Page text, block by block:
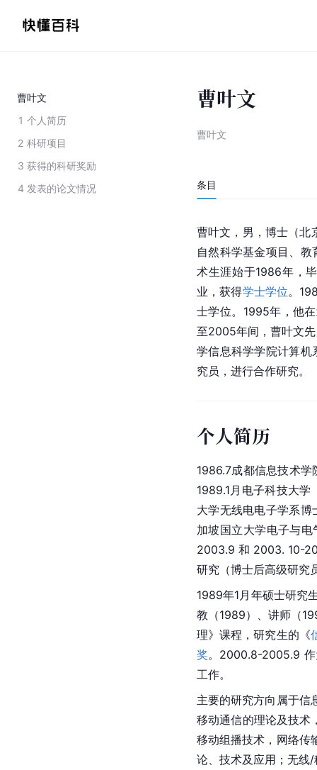
曹叶文
1 个人简历
2 科研项目
3 获得的科研奖励
4 发表的论文情况
曹叶文
曹叶文
条目
曹叶文，男，博士（北
自然科学基金项目、
术生涯始于1986年，
业，获得学士学位。
士学位。1995年，他
至2005年间，曹叶文
学信息科学学院计算机
究员，进行合作研究。
个人简历
1986.7成都信息技术
1989.1月电子科技大
大学无线电电子学系
加坡国立大学电子与
2003.9 和 2003. 10-
研究（博士后高级研究
1989年1月年硕士研究
教（1989）、讲师（
理》课程，研究生的《
奖。2000.8-2005.9 作
工作。
主要的研究方向属于信
移动通信的理论及技术
移动组播技术，网络传
论、技术及应用；无线